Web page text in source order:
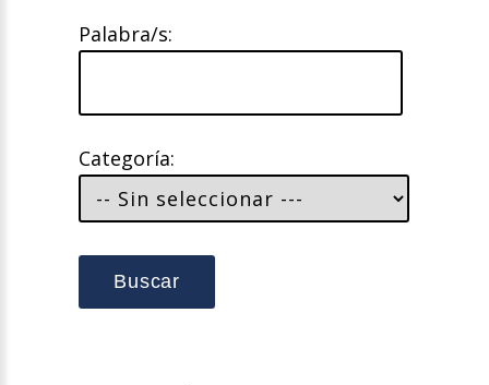
Palabra/s:
Categoría:
Buscar